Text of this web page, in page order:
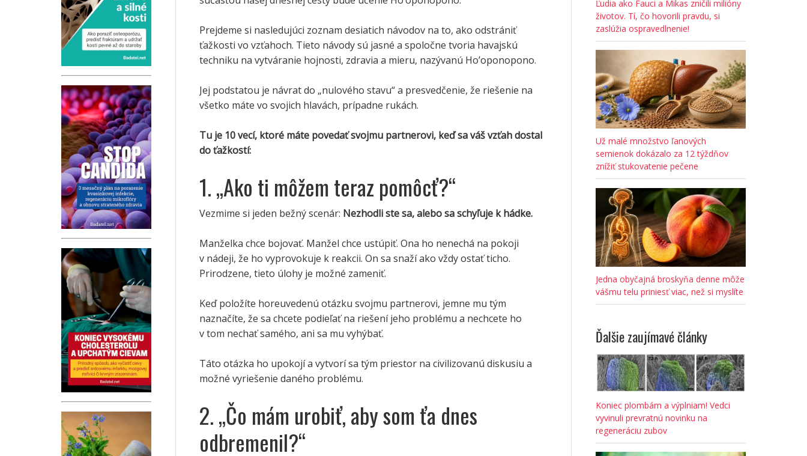
Prejdeme si nasledujúci zoznam desiatich návodov na to, ako odstrániť
ťažkosti vo vzťahoch. Tieto návody sú jasné a spoločne tvoria havajskú
techniku na vytváranie hojnosti, zdravia a mieru, nazývanú Ho’oponopono.
Jej podstatou je návrat do „nulového stavu“ a presvedčenie, že riešenie na
všetko máte vo svojich hlavách, prípadne rukách.
Tu je 10 vecí, ktoré máte povedať svojmu partnerovi, keď sa váš vzťah dostal
do ťažkostí:
1. „Ako ti môžem teraz pomôcť?“
Vezmime si jeden bežný scenár: Nezhodli ste sa, alebo sa schyľuje k hádke.
Manželka chce bojovať. Manžel chce ustúpiť. Ona ho nenechá na pokoji
v nádeji, že ho vyprovokuje k reakcii. On sa snaží ako vždy ostať ticho.
Prirodzene, tieto úlohy je možné zameniť.
Keď položíte horeuvedenú otázku svojmu partnerovi, jemne mu tým
naznačíte, že sa chcete podieľať na riešení jeho problému a nechcete ho
v tom nechať samého, ani sa mu vyhýbať.
Táto otázka ho upokojí a vytvorí sa tým priestor na civilizovanú diskusiu a
možné vyriešenie daného problému.
2. „Čo mám urobiť, aby som ťa dnes
odbremenil?“
Ľudia ako Fauci a Mikas zničili milióny
životov. Tí, čo hovorili pravdu, si
zaslúžia ospravedlnenie!
Už malé množstvo ľanových
semienok dokázalo za 12 týždňov
znížiť stukovatenie pečene
Jedna obyčajná broskyňa denne môže
vášmu telu priniesť viac, než si myslíte
Ďalšie zaujímavé články
Koniec plombám a výplniam! Vedci
vyvinuli prevratnú novinku na
regeneráciu zubov